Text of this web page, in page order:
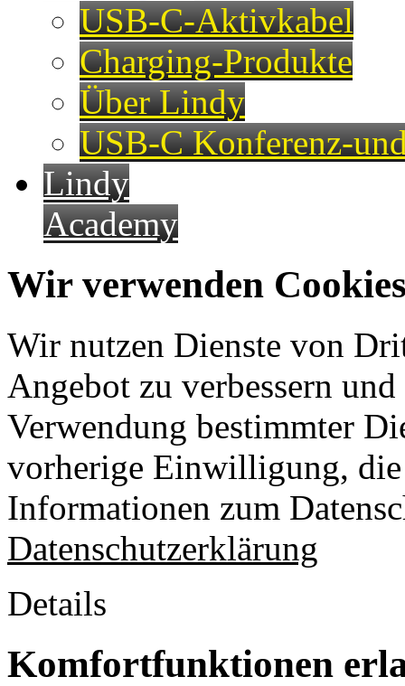
USB-C-Aktivkabel
Charging-Produkte
Über Lindy
USB-C Konferenz-
Lindy
Academy
Wir verwenden
Wir nutzen Dienste von
Angebot zu verbessern
Verwendung bestimmter
vorherige Einwilligung,
Informationen zum
Datenschutzerklärung
Details
Komfortfunktionen